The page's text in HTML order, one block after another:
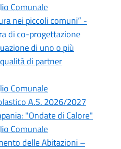
Comunale
nei piccoli comuni” -
di co-progettazione
di uno o più
di partner
Comunale
A.S. 2026/2027
"Ondate di Calore"
Comunale
delle Abitazioni –